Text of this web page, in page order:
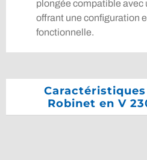
plongée compatible avec
offrant une configuration
fonctionnelle.
Robinet en V